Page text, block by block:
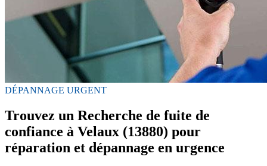
DÉPANNAGE URGENT
Trouvez un Recherche de fuite de
confiance à Velaux (13880) pour
réparation et dépannage en urgence